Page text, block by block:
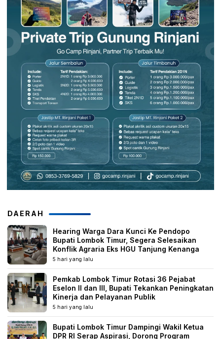
DAERAH
Hearing Warga Dara Kunci Ke Pendopo
Bupati Lombok Timur, Segera Selesaikan
Konflik Agraria Eks HGU Tanjung Kenanga
5 hari yang lalu
Pemkab Lombok Timur Rotasi 36 Pejabat
Eselon II dan III, Bupati Tekankan Peningkatan
Kinerja dan Pelayanan Publik
5 hari yang lalu
Bupati Lombok Timur Dampingi Wakil Ketua
DPR RI Serap Aspirasi, Dorong Program